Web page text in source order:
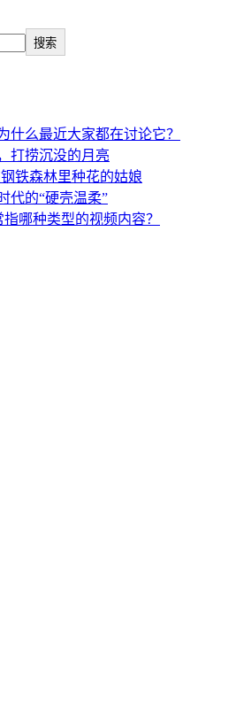
搜索
什么最近大家都在讨论它？
打捞沉没的月亮
铁森林里种花的姑娘
代的“硬壳温柔”
哪种类型的视频内容？